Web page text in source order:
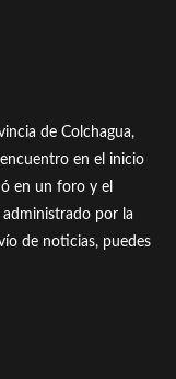
de Colchagua,
en el inicio
en un foro y el
por la
de noticias, puedes